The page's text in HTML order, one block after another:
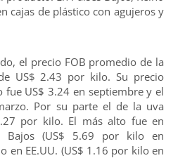
cajas de plástico con agujeros y
el precio FOB promedio de la
US$ 2.43 por kilo. Su precio
fue US$ 3.24 en septiembre y el
Por su parte el de la uva
por kilo. El más alto fue en
Bajos (US$ 5.69 por kilo en
en EE.UU. (US$ 1.16 por kilo en